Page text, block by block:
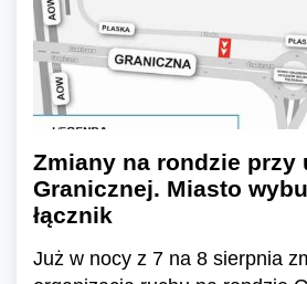
Zmiany na rondzie przy
Granicznej. Miasto
łącznik
Już w nocy z 7 na 8 sierpnia